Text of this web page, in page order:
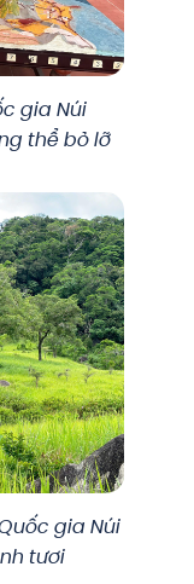
gia Núi
thể bỏ lỡ
gia Núi
tươi